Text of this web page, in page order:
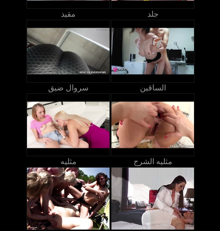
مقيد جلد
سروال ضيق الساقين
مثليه مثليه الشرج